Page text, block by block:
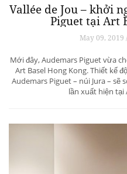
Vallée de Jou – khởi
Piguet tại Art
May 09, 2019
Mới đây, Audemars Piguet vừa
Art Basel Hong Kong. Thiết kế
Audemars Piguet – núi Jura –
lần xuất hiện tại